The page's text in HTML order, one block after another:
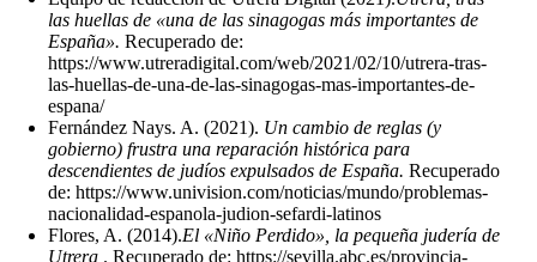
las huellas de «una de las sinagogas más importantes de
España». Recuperado de:
https://www.utreradigital.com/web/2021/02/10/utrera-tras-
las-huellas-de-una-de-las-sinagogas-mas-importantes-de-
espana/
Fernández Nays. A. (2021). Un cambio de reglas (y
gobierno) frustra una reparación histórica para
descendientes de judíos expulsados de España. Recuperado
de: https://www.univision.com/noticias/mundo/problemas-
nacionalidad-espanola-judion-sefardi-latinos
Flores, A. (2014).El «Niño Perdido», la pequeña judería de
Utrera . Recuperado de: https://sevilla.abc.es/provincia-